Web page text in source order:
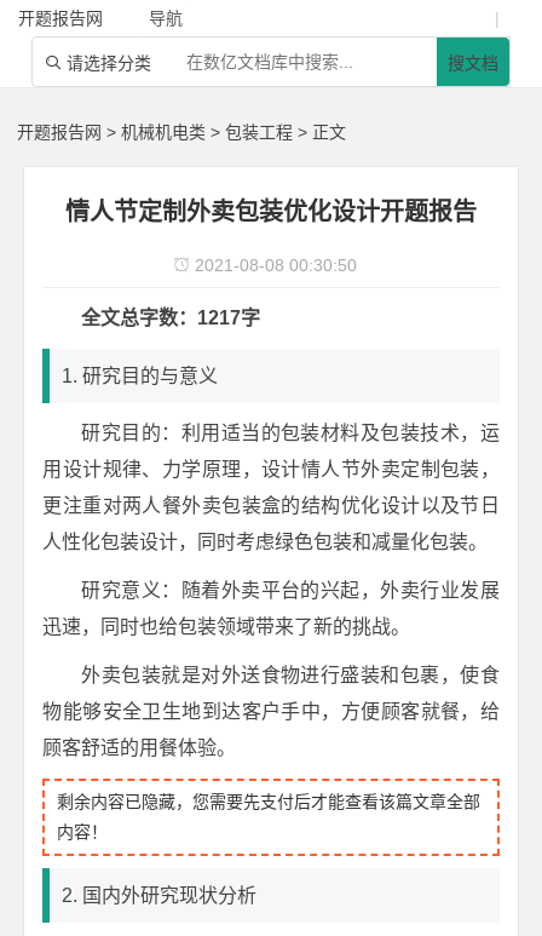
开题报告网 导航 |
 请选择分类 搜文档
开题报告网 >机械机电类 >包装工程 > 正文
情人节定制外卖包装优化设计开题报告
 2021-08-08 00:30:50
全文总字数：1217字
1. 研究目的与意义
研究目的：利用适当的包装材料及包装技术，运
用设计规律、力学原理，设计情人节外卖定制包装，
更注重对两人餐外卖包装盒的结构优化设计以及节日
人性化包装设计，同时考虑绿色包装和减量化包装。
研究意义：随着外卖平台的兴起，外卖行业发展
迅速，同时也给包装领域带来了新的挑战。
外卖包装就是对外送食物进行盛装和包裹，使食
物能够安全卫生地到达客户手中，方便顾客就餐，给
顾客舒适的用餐体验。
剩余内容已隐藏，您需要先支付后才能查看该篇文章全部
内容！
2. 国内外研究现状分析